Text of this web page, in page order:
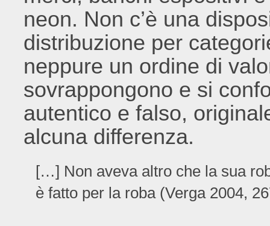
neon. Non c’è una
distribuzione per
neppure un ordine di
sovrappongono e si
autentico e falso,
alcuna differenza.
[…] Non aveva altro che la sua
è fatto per la roba (Verga 2004,